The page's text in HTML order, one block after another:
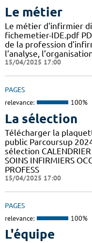
Le métier
Le métier d'infirmier
fichemetier-IDE.pdf
de la profession
l’analyse,
15/04/2025 17:00
PAGES
relevance: 100%
La sélection
Télécharger la
public Parcoursup
sélection
SOINS INFIRMIERS
PROFESS
15/04/2025 17:00
PAGES
relevance: 100%
L'équipe